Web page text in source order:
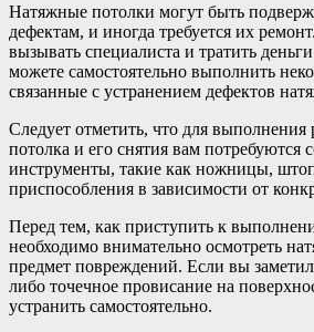
Натяжные потолки могут быть
дефектам, и иногда требуется их
вызывать специалиста и тратить
можете самостоятельно выполнить
связанные с устранением дефектов
Следует отметить, что для выполнения
потолка и его снятия вам потребуются
инструменты, такие как ножницы,
приспособления в зависимости от
Перед тем, как приступить к
необходимо внимательно осмотреть
предмет повреждений. Если вы
либо точечное провисание на
устранить самостоятельно.